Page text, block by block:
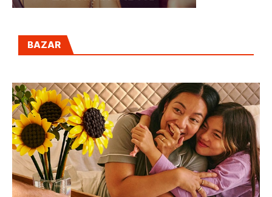
BAZAR